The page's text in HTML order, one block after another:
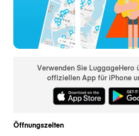
Verwenden Sie LuggageHero
offiziellen App für iPhone
Öffnungszeiten